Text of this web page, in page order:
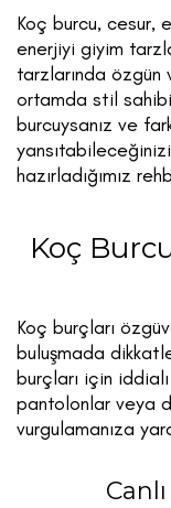
Koç burcu, cesur,
enerjiyi giyim
tarzlarında
ortamda stil
burcuysanız ve
hazırladığımız
Koç
Koç burçları
buluşmada
burçları için
pantolonlar veya
vurgulamanıza